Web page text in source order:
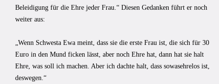
Beleidigung für die Ehre jeder Frau.“ Diesen Gedanken führt er noch
weiter aus:
„Wenn Schwesta Ewa meint, dass sie die erste Frau ist, die sich für 30
Euro in den Mund ficken lässt, aber noch Ehre hat, dann hat sie halt
Ehre, was soll ich machen. Aber ich dachte halt, dass sowasehrelos ist,
deswegen.“